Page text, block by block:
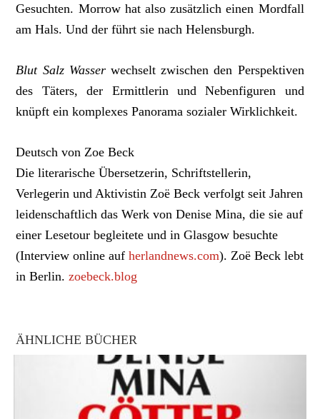
Gesuchten. Morrow hat also zusätzlich einen Mordfall
am Hals. Und der führt sie nach Helensburgh.
Blut Salz Wasserwechselt zwischen den Perspektiven
des Täters, der Ermittlerin und Nebenfiguren und
knüpft ein komplexes Panorama sozialer Wirklichkeit.
Deutsch von Zoe Beck
Die literarische Übersetzerin, Schriftstellerin,
Verlegerin und Aktivistin Zoë Beck verfolgt seit Jahren
leidenschaftlich das Werk von Denise Mina, die sie auf
einer Lesetour begleitete und in Glasgow besuchte
(Interview online aufherlandnews.com). Zoë Beck lebt
in Berlin.zoebeck.blog
ÄHNLICHE BÜCHER